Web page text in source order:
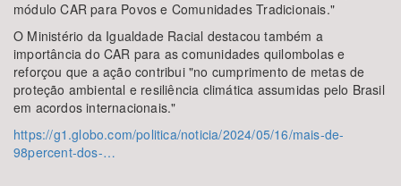
módulo CAR para Povos e Comunidades Tradicionais."
O Ministério da Igualdade Racial destacou também a
importância do CAR para as comunidades quilombolas e
reforçou que a ação contribui "no cumprimento de metas de
proteção ambiental e resiliência climática assumidas pelo Brasil
em acordos internacionais."
https://g1.globo.com/politica/noticia/2024/05/16/mais-de-
98percent-dos-…